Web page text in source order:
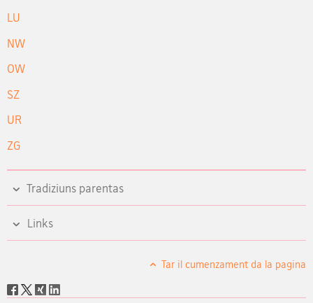
LU
NW
OW
SZ
UR
ZG
Tradiziuns parentas
Links
Tar il cumenzament da la pagina
Social